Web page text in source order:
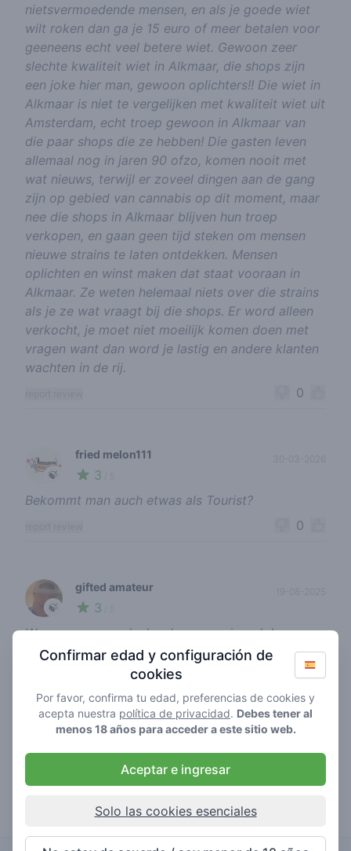
nietsvermoedende mensen, en als je goede wiet
wilt roken dan ga je 15 euro of meer betalen voor
geeneens echt veel betere wiet. Gewoon zeer
slechte kwaliteit wiet in Alkmaar, die shops zijn
een joke hier man, gewoon oplichters!! Die wiet in
Alkmaar is niet te vergelijken met kwaliteit wiet uit
Amsterdam, echt troep gewoon in Alkmaar van
die paar shops die ze hebben! Die gasten leven
allemaal nog in jaren 90 ofzo, komen nooit met
wat nieuws, terwijl er zoveel dingen aan de gang
zijn op gebied van cannabis op dit moment, maar
nee die shops in Alkmaar blijven hun troep
verkopen, en gaan geen tijd steken om mensen
nieuwe strains te laten ontdekken. Mensen
oplichten en winst maken dat staat vooraan in
Alkmaar. Ze weten helemaal niets over die strains
als je ze wat vraagt bij die shops. Er word alleen
verkocht, je moet niet moeilijk komen doen met
vragen want dan word je lastig en andere klanten
wachten in de rij.
0
🍃
fried melon111
3
30-03-2026
Bekommt man auch etwas als Tourist?
0
🍃
gifted amateur
3
Was vroeger een leuke shop waar je ook kon
poolen, maar sinds covid is het alleen een afhaak
loketje en het is vrij prijzig vergeleken met de rest
van de Alkmaar. En als je 50 meter verder loopt
kan je naar de Anytime, betere kwaliteit en je kan
daar gebruik maken van de vaperizors.
report review 0
🌱
rijkagter
5/ 5
Confirmar edad y configuración de
cookies
Por favor, confirma tu edad, preferencias de cookies y
acepta nuestra política de privacidad. Debes tener al
menos 18 años para acceder a este sitio web.
Aceptar e ingresar
Solo las cookies esenciales